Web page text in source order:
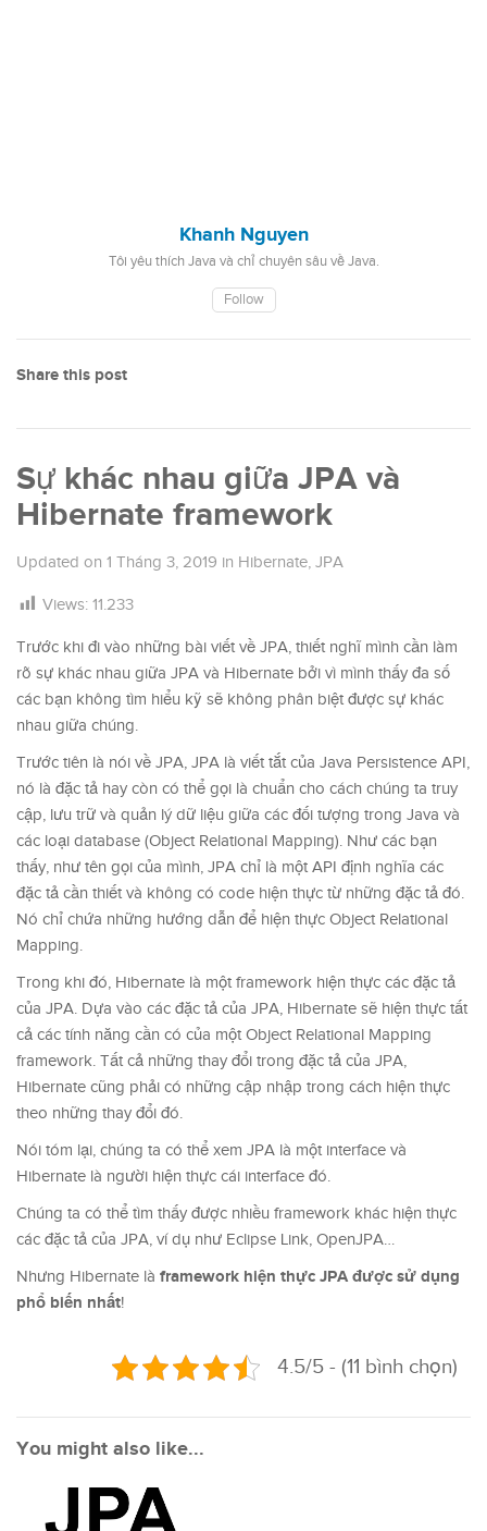
Khanh Nguyen
Tôi yêu thích Java và chỉ chuyên sâu về Java.
Follow
Share this post
Sự khác nhau giữa JPA và
Hibernate framework
Updated on 1 Tháng 3, 2019 in Hibernate, JPA
Views: 11.233
Trước khi đi vào những bài viết về JPA, thiết nghĩ mình cần làm
rõ sự khác nhau giữa JPA và Hibernate bởi vì mình thấy đa số
các bạn không tìm hiểu kỹ sẽ không phân biệt được sự khác
nhau giữa chúng.
Trước tiên là nói về JPA, JPA là viết tắt của Java Persistence API,
nó là đặc tả hay còn có thể gọi là chuẩn cho cách chúng ta truy
cập, lưu trữ và quản lý dữ liệu giữa các đối tượng trong Java và
các loại database (Object Relational Mapping). Như các bạn
thấy, như tên gọi của mình, JPA chỉ là một API định nghĩa các
đặc tả cần thiết và không có code hiện thực từ những đặc tả đó.
Nó chỉ chứa những hướng dẫn để hiện thực Object Relational
Mapping.
Trong khi đó, Hibernate là một framework hiện thực các đặc tả
của JPA. Dựa vào các đặc tả của JPA, Hibernate sẽ hiện thực tất
cả các tính năng cần có của một Object Relational Mapping
framework. Tất cả những thay đổi trong đặc tả của JPA,
Hibernate cũng phải có những cập nhập trong cách hiện thực
theo những thay đổi đó.
Nói tóm lại, chúng ta có thể xem JPA là một interface và
Hibernate là người hiện thực cái interface đó.
Chúng ta có thể tìm thấy được nhiều framework khác hiện thực
các đặc tả của JPA, ví dụ như Eclipse Link, OpenJPA…
Nhưng Hibernate là framework hiện thực JPA được sử dụng
phổ biến nhất!
4.5/5 - (11 bình chọn)
You might also like...